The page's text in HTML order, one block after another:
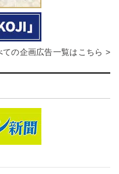
ての企画広告一覧はこちら >